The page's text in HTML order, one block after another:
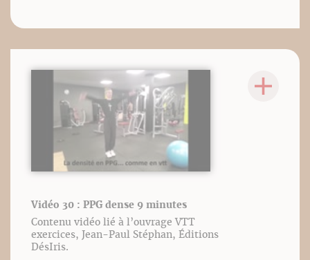
Vidéo 30 : PPG dense 9 minutes
Contenu vidéo lié à l’ouvrage VTT
exercices, Jean-Paul Stéphan, Éditions
DésIris.